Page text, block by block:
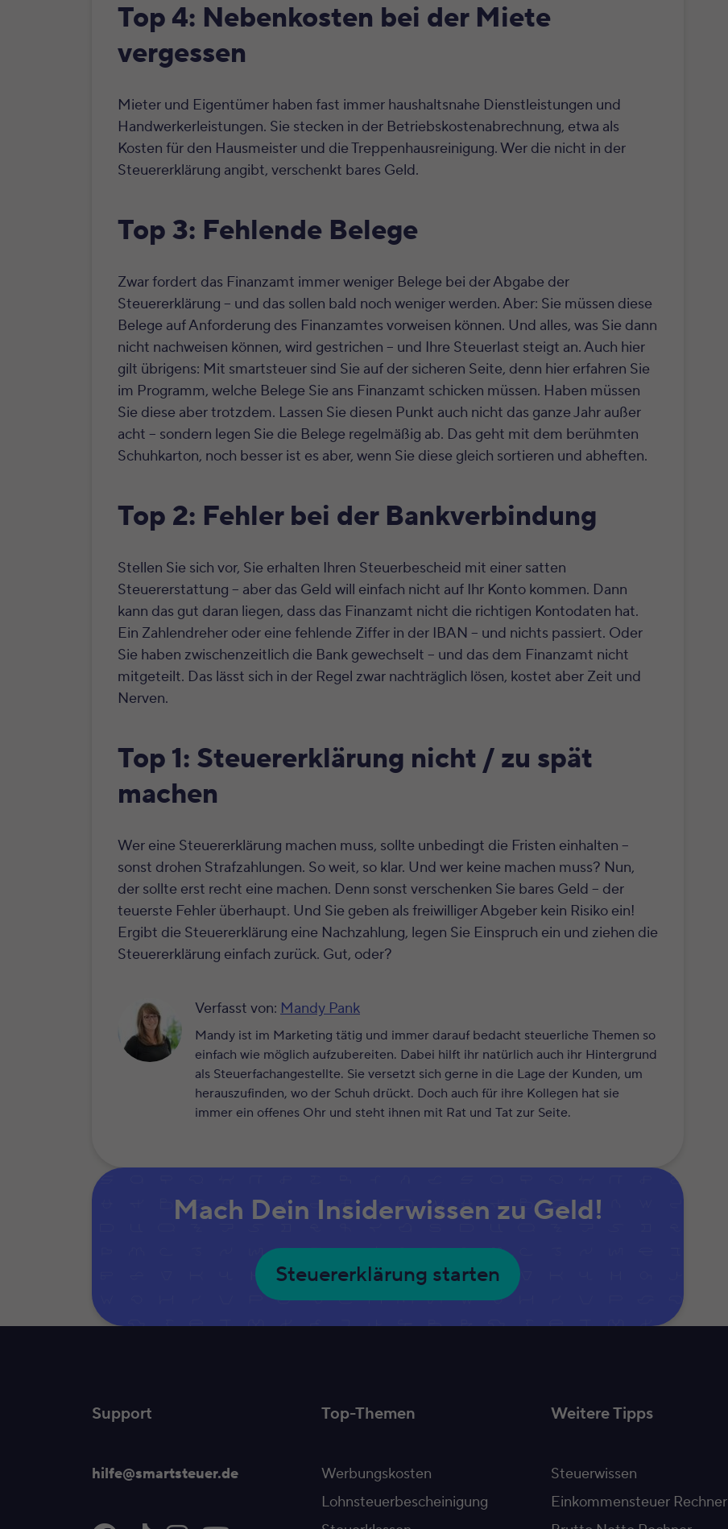
Top 4: Nebenkosten bei der Miete
vergessen
Mieter und Eigentümer haben fast immer haushaltsnahe Dienstleistungen und
Handwerkerleistungen. Sie stecken in der Betriebskostenabrechnung, etwa als
Kosten für den Hausmeister und die Treppenhausreinigung. Wer die nicht in der
Steuererklärung angibt, verschenkt bares Geld.
Top 3: Fehlende Belege
Zwar fordert das Finanzamt immer weniger Belege bei der Abgabe der
Steuererklärung – und das sollen bald noch weniger werden. Aber: Sie müssen diese
Belege auf Anforderung des Finanzamtes vorweisen können. Und alles, was Sie dann
nicht nachweisen können, wird gestrichen – und Ihre Steuerlast steigt an. Auch hier
gilt übrigens: Mit smartsteuer sind Sie auf der sicheren Seite, denn hier erfahren Sie
im Programm, welche Belege Sie ans Finanzamt schicken müssen. Haben müssen
Sie diese aber trotzdem. Lassen Sie diesen Punkt auch nicht das ganze Jahr außer
acht – sondern legen Sie die Belege regelmäßig ab. Das geht mit dem berühmten
Schuhkarton, noch besser ist es aber, wenn Sie diese gleich sortieren und abheften.
Top 2: Fehler bei der Bankverbindung
Stellen Sie sich vor, Sie erhalten Ihren Steuerbescheid mit einer satten
Steuererstattung – aber das Geld will einfach nicht auf Ihr Konto kommen. Dann
kann das gut daran liegen, dass das Finanzamt nicht die richtigen Kontodaten hat.
Ein Zahlendreher oder eine fehlende Ziffer in der IBAN – und nichts passiert. Oder
Sie haben zwischenzeitlich die Bank gewechselt – und das dem Finanzamt nicht
mitgeteilt. Das lässt sich in der Regel zwar nachträglich lösen, kostet aber Zeit und
Nerven.
Top 1: Steuererklärung nicht / zu spät
machen
Wer eine Steuererklärung machen muss, sollte unbedingt die Fristen einhalten –
sonst drohen Strafzahlungen. So weit, so klar. Und wer keine machen muss? Nun,
der sollte erst recht eine machen. Denn sonst verschenken Sie bares Geld – der
teuerste Fehler überhaupt. Und Sie geben als freiwilliger Abgeber kein Risiko ein!
Ergibt die Steuererklärung eine Nachzahlung, legen Sie Einspruch ein und ziehen die
Steuererklärung einfach zurück. Gut, oder?
Verfasst von: Mandy Pank
Mandy ist im Marketing tätig und immer darauf bedacht steuerliche Themen so
einfach wie möglich aufzubereiten. Dabei hilft ihr natürlich auch ihr Hintergrund
als Steuerfachangestellte. Sie versetzt sich gerne in die Lage der Kunden, um
herauszufinden, wo der Schuh drückt. Doch auch für ihre Kollegen hat sie
immer ein offenes Ohr und steht ihnen mit Rat und Tat zur Seite.
Mach Dein Insiderwissen zu Geld!
Steuererklärung starten
Support
hilfe@smartsteuer.de
Top-Themen
Werbungskosten
Lohnsteuerbescheinigung
Weitere Tipps
Steuerwissen
Einkommensteuer Rechner